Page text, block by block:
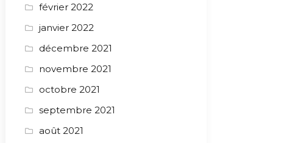
février 2022
janvier 2022
décembre 2021
novembre 2021
octobre 2021
septembre 2021
août 2021